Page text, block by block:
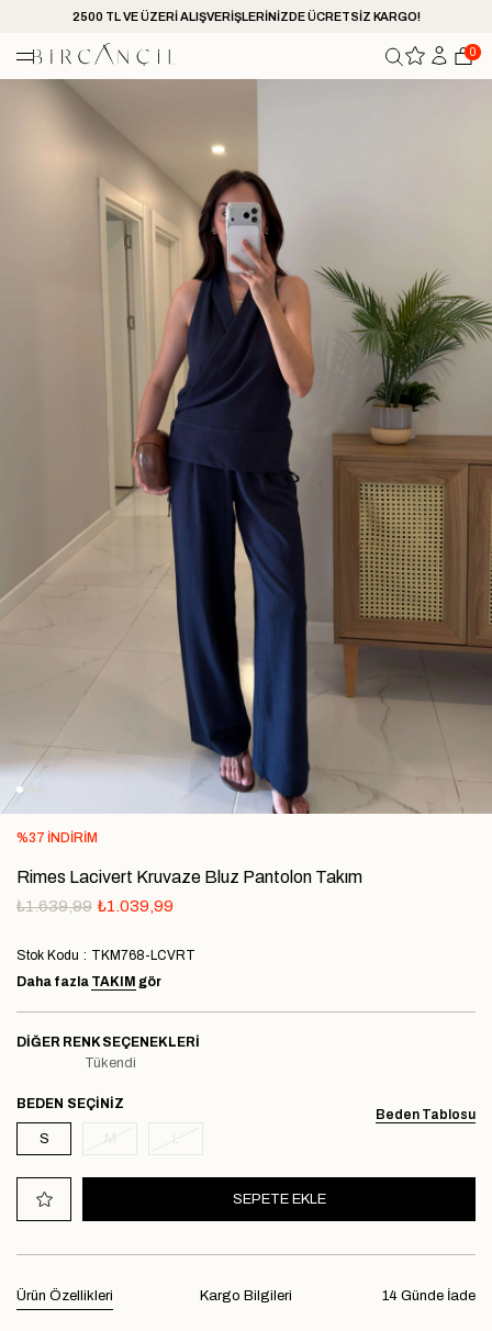
2500 TL VE ÜZERİ ALIŞVERİŞLERİNİZDE ÜCRETSİZ KARGO!
0
%37 İNDIRIM
Rimes Lacivert Kruvaze Bluz Pantolon Takım
₺1.639,99 ₺1.039,99
Stok Kodu
TKM768-LCVRT
Daha fazla TAKIM gör
DIĞER RENK SEÇENEKLERI
Tükendi
Beden Tablosu
BEDEN
S
Ürün Özellikleri 14 Günde İade
Kargo Bilgileri